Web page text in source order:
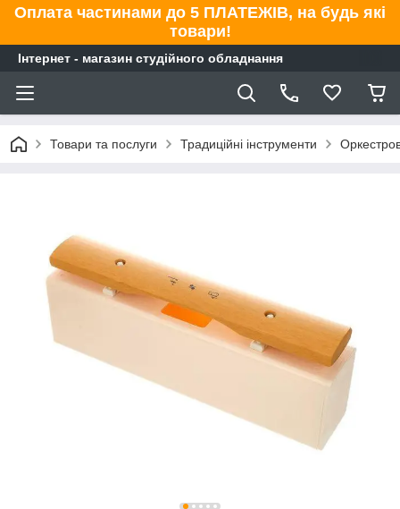
Оплата частинами до 5 ПЛАТЕЖІВ, на будь які
товари!
Інтернет - магазин студійного обладнання
Товари та послуги Традиційні інструменти